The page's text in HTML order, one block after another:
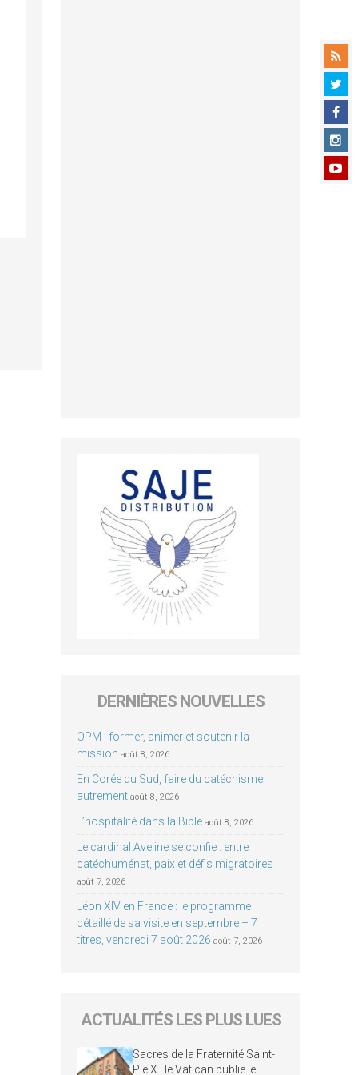
DERNIÈRES NOUVELLES
OPM : former, animer et soutenir la
mission août 8, 2026
En Corée du Sud, faire du catéchisme
autrement août 8, 2026
L’hospitalité dans la Bible août 8, 2026
Le cardinal Aveline se confie : entre
catéchuménat, paix et défis migratoires
août 7, 2026
Léon XIV en France : le programme
détaillé de sa visite en septembre – 7
titres, vendredi 7 août 2026 août 7, 2026
ACTUALITÉS LES PLUS LUES
Sacres de la Fraternité Saint-
Pie X : le Vatican publie le